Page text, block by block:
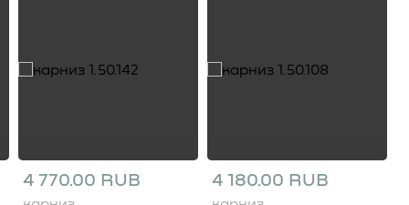
4 770.00 RUB 4 180.00 RUB